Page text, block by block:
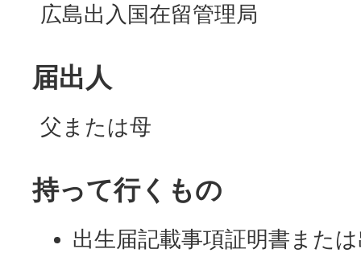
広島出入国在留管理局
届出人
父または母
持って行くもの
出生届記載事項証明書また